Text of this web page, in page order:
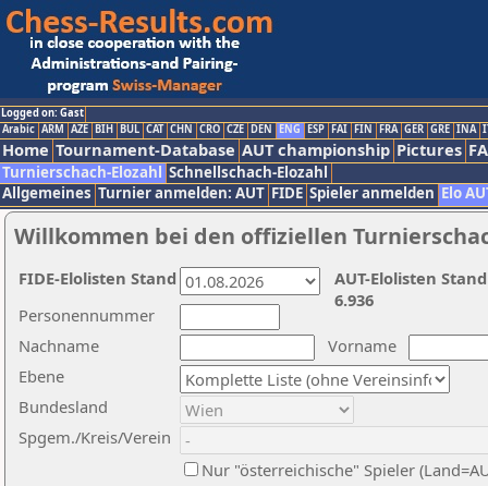
Logged on: Gast
Arabic ARM AZE BIH BUL CAT CHN CRO CZE DEN ENG ESP FAI FIN FRA GER GRE INA
Home Tournament-Database AUT championship Pictures
Turnierschach-Elozahl Schnellschach-Elozahl
Allgemeines Turnier anmelden: AUT FIDE Spieler anmelden Elo
Willkommen bei den offiziellen
Nachname
Vorname
Ebene
Personennummer
Bundesland
Spgem./Kreis/Verein
Nur "österreichische" Spieler
AUT-Elolisten
6.936
FIDE-Elolisten Stand